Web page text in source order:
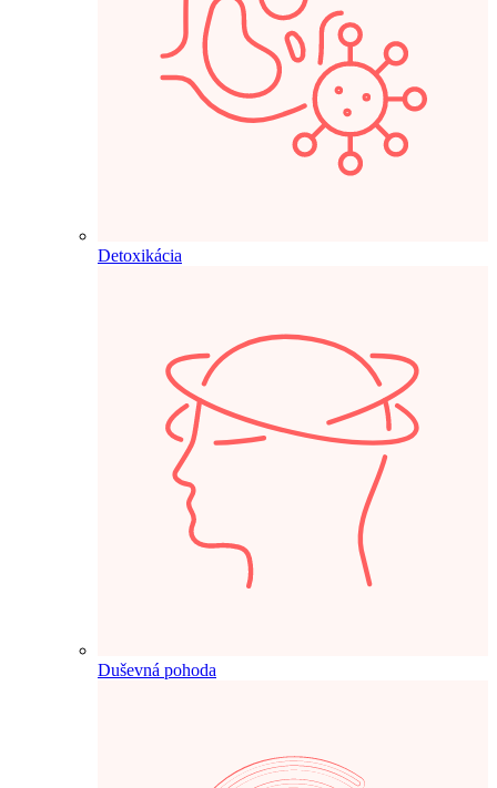
Detoxikácia
Duševná pohoda